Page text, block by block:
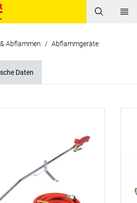
Abflammen / Abflammgeräte
Daten